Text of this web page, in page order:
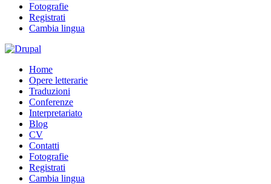
Fotografie
Registrati
Cambia lingua
Home
Opere letterarie
Traduzioni
Conferenze
Interpretariato
Blog
CV
Contatti
Fotografie
Registrati
Cambia lingua